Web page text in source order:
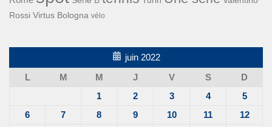
Rossi Virtus Bologna vélo
juin 2022
L
M M J V S
D
1
2 3 4
5
6
7 8 9 10 11
12